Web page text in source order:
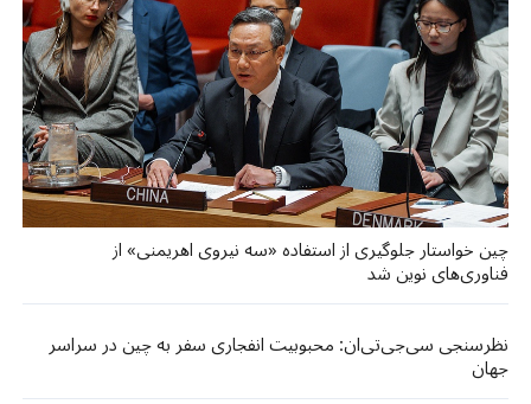
چین خواستار جلوگیری از استفاده «سه نیروی اهریمنی» از
فناوری‌های نوین شد
نظرسنجی سی‌جی‌تی‌ان: محبوبیت انفجاری سفر به چین در سراسر
جهان